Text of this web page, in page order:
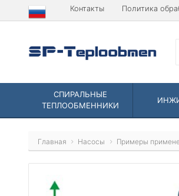
Контакты Политика
СПИРАЛЬНЫЕ
ТЕПЛООБМЕННИКИ
Главная Насосы Примеры